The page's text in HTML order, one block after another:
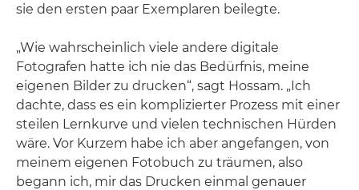
sie den ersten paar Exemplaren beilegte.
„Wie wahrscheinlich viele andere digitale
Fotografen hatte ich nie das Bedürfnis, meine
eigenen Bilder zu drucken“, sagt Hossam. „Ich
dachte, dass es ein komplizierter Prozess mit einer
steilen Lernkurve und vielen technischen Hürden
wäre. Vor Kurzem habe ich aber angefangen, von
meinem eigenen Fotobuch zu träumen, also
begann ich, mir das Drucken einmal genauer